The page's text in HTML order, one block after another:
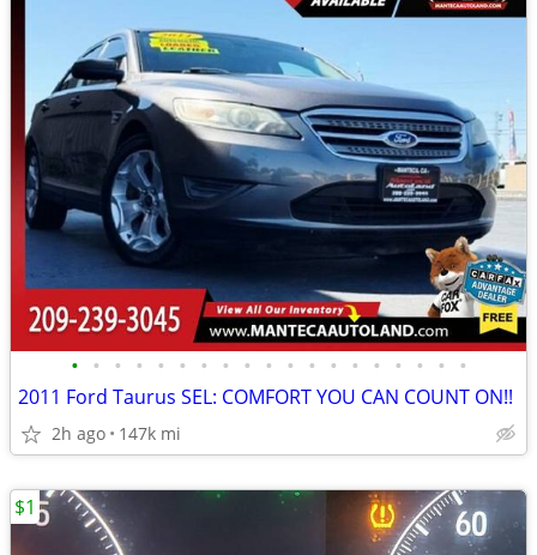
• • • • • • • • • • • • • • • • • • •
2011 Ford Taurus SEL: COMFORT YOU CAN COUNT ON!!
2h ago 147k mi
$1